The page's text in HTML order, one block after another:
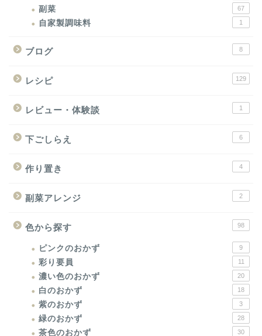
副菜 67
自家製調味料 1
ブログ 8
レシピ 129
レビュー・体験談 1
下ごしらえ 6
作り置き 4
副菜アレンジ 2
色から探す 98
ピンクのおかず 9
彩り要員 11
濃い色のおかず 20
白のおかず 18
紫のおかず 3
緑のおかず 28
茶色のおかず 30